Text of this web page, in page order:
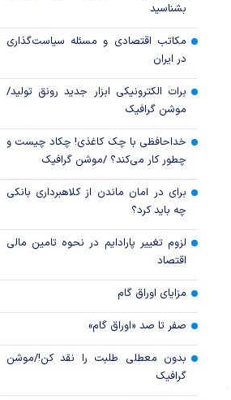
بشناسید
مکاتب اقتصادی و مسئله سیاست‌گذاری
در ایران
برات الکترونیکی ابزار جدید رونق تولید/
موشن گرافیک
خداحافظی با چک کاغذی! چکاد چیست و
چطور کار می‌کند؟ /موشن گرافیک
برای در امان ماندن از کلاهبرداری بانکی
چه باید کرد؟
لزوم تغییر پارادایم در نحوه تامین مالی
اقتصاد
مزایای اوراق گام
صفر تا صد «اوراق گام»
بدون معطلی طلبت را نقد کن!/موشن
گرافیک